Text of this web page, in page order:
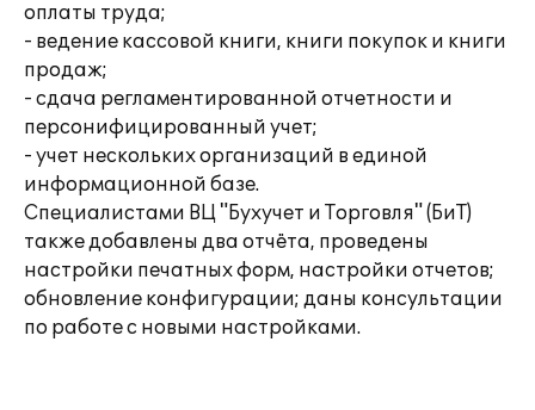
оплаты труда;
- ведение кассовой книги, книги покупок и книги
продаж;
- сдача регламентированной отчетности и
персонифицированный учет;
- учет нескольких организаций в единой
информационной базе.
Специалистами ВЦ "Бухучет и Торговля" (БиТ)
также добавлены два отчёта, проведены
настройки печатных форм, настройки отчетов;
обновление конфигурации; даны консультации
по работе с новыми настройками.